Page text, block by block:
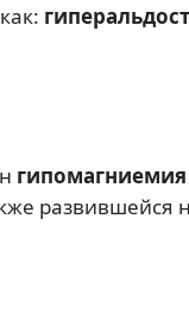
гипомагниемия
развившейся